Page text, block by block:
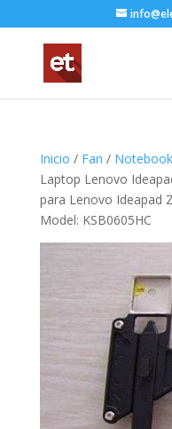
Inicio / Fan /
Laptop Lenovo
para Lenovo Ideapad
Model: KSB0605HC